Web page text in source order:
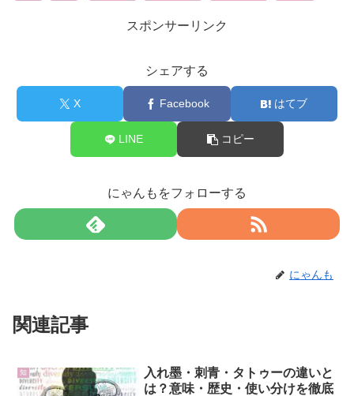
スポンサーリンク
シェアする
X Facebook はてブ
LINE コピー
にゃんもをフォローする
にゃんも
関連記事
知
入れ墨・刺青・タトゥーの違いと
は？意味・歴史・使い分けを徹底